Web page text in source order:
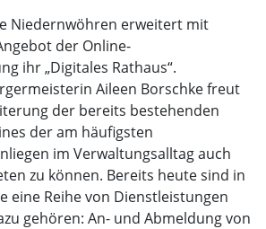
Niedernwöhren erweitert mit
der Online-
ihr „Digitales Rathaus“.
Aileen Borschke freut
der bereits bestehenden
der am häufigsten
im Verwaltungsalltag auch
zu können. Bereits heute sind in
eine Reihe von Dienstleistungen
gehören: An- und Abmeldung von